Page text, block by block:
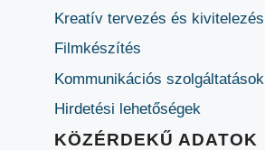
Kreatív tervezés és kivitelezés
Filmkészítés
Kommunikációs szolgáltatások
Hirdetési lehetőségek
KÖZÉRDEKŰ ADATOK